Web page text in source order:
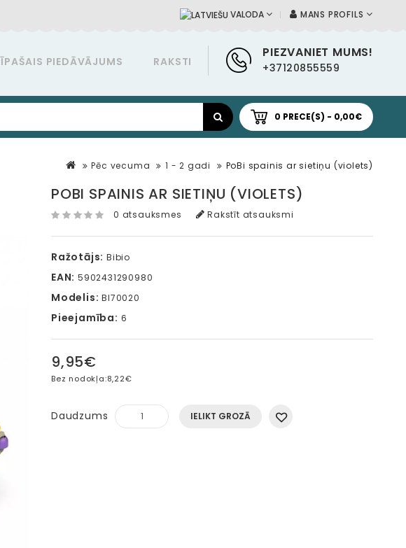
MANS PROFILS
VALODA
PIEZVANIET MUMS!
+37120855559
ĪPAŠAIS PIEDĀVĀJUMS RAKSTI
0 PRECE(S) - 0,00€
Pēc vecuma 1 - 2 gadi PoBi spainis ar sietiņu (violets)
POBI SPAINIS AR SIETIŅU (VIOLETS)
0 atsauksmes Rakstīt atsauksmi
Ražotājs: Bibio
EAN: 5902431290980
Modelis: BI70020
Pieejamība: 6
9,95€
Bez nodokļa:8,22€
Daudzums IELIKT GROZĀ